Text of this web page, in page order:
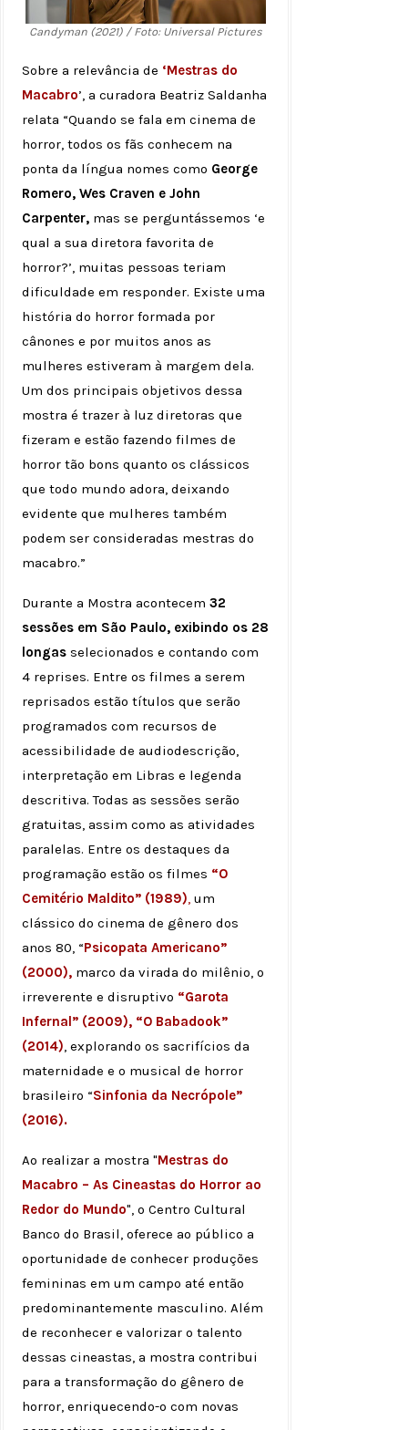
Candyman (2021) / Foto: Universal Pictures
Sobre a relevância de ‘Mestras do
Macabro’, a curadora Beatriz Saldanha
relata “Quando se fala em cinema de
horror, todos os fãs conhecem na
ponta da língua nomes como George
Romero, Wes Craven e John
Carpenter, mas se perguntássemos ‘e
qual a sua diretora favorita de
horror?’, muitas pessoas teriam
dificuldade em responder. Existe uma
história do horror formada por
cânones e por muitos anos as
mulheres estiveram à margem dela.
Um dos principais objetivos dessa
mostra é trazer à luz diretoras que
fizeram e estão fazendo filmes de
horror tão bons quanto os clássicos
que todo mundo adora, deixando
evidente que mulheres também
podem ser consideradas mestras do
macabro.”
Durante a Mostra acontecem 32
sessões em São Paulo, exibindo os 28
longas selecionados e contando com
4 reprises. Entre os filmes a serem
reprisados estão títulos que serão
programados com recursos de
acessibilidade de audiodescrição,
interpretação em Libras e legenda
descritiva. Todas as sessões serão
gratuitas, assim como as atividades
paralelas. Entre os destaques da
programação estão os filmes “O
Cemitério Maldito” (1989), um
clássico do cinema de gênero dos
anos 80, “Psicopata Americano”
(2000), marco da virada do milênio, o
irreverente e disruptivo “Garota
Infernal” (2009), “O Babadook”
(2014), explorando os sacrifícios da
maternidade e o musical de horror
brasileiro “Sinfonia da Necrópole”
(2016).
Ao realizar a mostra "Mestras do
Macabro – As Cineastas do Horror ao
Redor do Mundo", o Centro Cultural
Banco do Brasil, oferece ao público a
oportunidade de conhecer produções
femininas em um campo até então
predominantemente masculino. Além
de reconhecer e valorizar o talento
dessas cineastas, a mostra contribui
para a transformação do gênero de
horror, enriquecendo-o com novas